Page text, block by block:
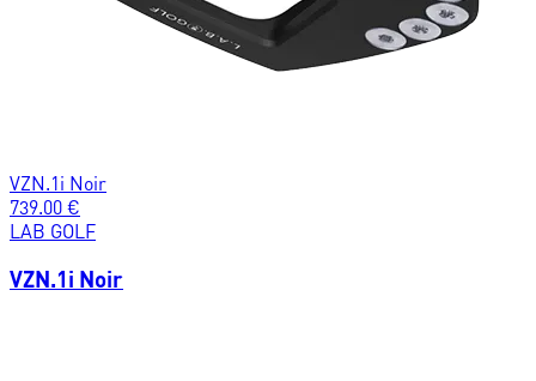
VZN.1i Noir
739.00 €
LAB GOLF
VZN.1i Noir